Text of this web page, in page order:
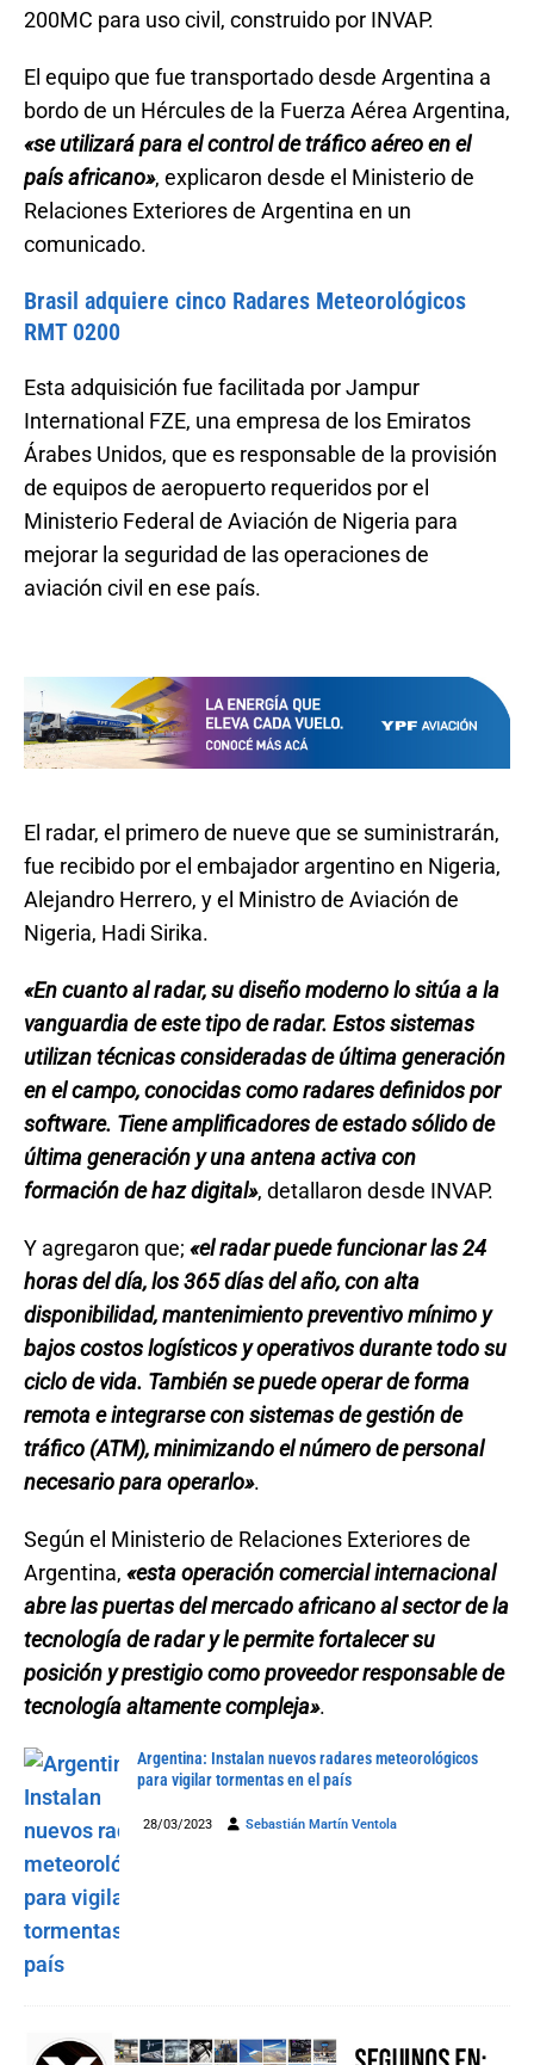
200MC para uso civil, construido por INVAP.
El equipo que fue transportado desde Argentina a
bordo de un Hércules de la Fuerza Aérea Argentina,
«se utilizará para el control de tráfico aéreo en el
país africano», explicaron desde el Ministerio de
Relaciones Exteriores de Argentina en un
comunicado.
Brasil adquiere cinco Radares Meteorológicos
RMT 0200
Esta adquisición fue facilitada por Jampur
International FZE, una empresa de los Emiratos
Árabes Unidos, que es responsable de la provisión
de equipos de aeropuerto requeridos por el
Ministerio Federal de Aviación de Nigeria para
mejorar la seguridad de las operaciones de
aviación civil en ese país.
El radar, el primero de nueve que se suministrarán,
fue recibido por el embajador argentino en Nigeria,
Alejandro Herrero, y el Ministro de Aviación de
Nigeria, Hadi Sirika.
«En cuanto al radar, su diseño moderno lo sitúa a la
vanguardia de este tipo de radar. Estos sistemas
utilizan técnicas consideradas de última generación
en el campo, conocidas como radares definidos por
software. Tiene amplificadores de estado sólido de
última generación y una antena activa con
formación de haz digital», detallaron desde INVAP.
Y agregaron que; «el radar puede funcionar las 24
horas del día, los 365 días del año, con alta
disponibilidad, mantenimiento preventivo mínimo y
bajos costos logísticos y operativos durante todo su
ciclo de vida. También se puede operar de forma
remota e integrarse con sistemas de gestión de
tráfico (ATM), minimizando el número de personal
necesario para operarlo».
Según el Ministerio de Relaciones Exteriores de
Argentina, «esta operación comercial internacional
abre las puertas del mercado africano al sector de la
tecnología de radar y le permite fortalecer su
posición y prestigio como proveedor responsable de
tecnología altamente compleja».
Argentina: Instalan nuevos radares meteorológicos
para vigilar tormentas en el país
28/03/2023 Sebastián Martín Ventola